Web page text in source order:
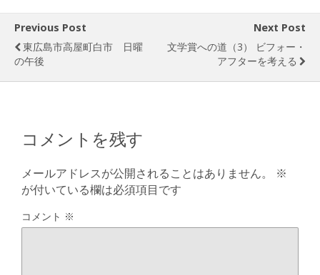
Previous Post
東広島市高屋町白市 日曜
の午後
Next Post
文学賞への道（3） ビフォー・
アフターを考える
コメントを残す
メールアドレスが公開されることはありません。
※
が付いている欄は必須項目です
コメント ※